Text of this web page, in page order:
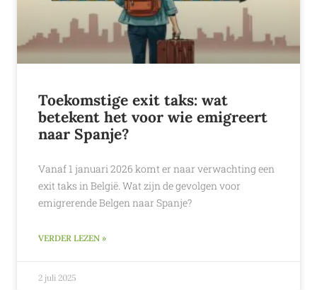
Toekomstige exit taks: wat
betekent het voor wie emigreert
naar Spanje?
Vanaf 1 januari 2026 komt er naar verwachting een
exit taks in België. Wat zijn de gevolgen voor
emigrerende Belgen naar Spanje?
VERDER LEZEN »
2 juli 2025